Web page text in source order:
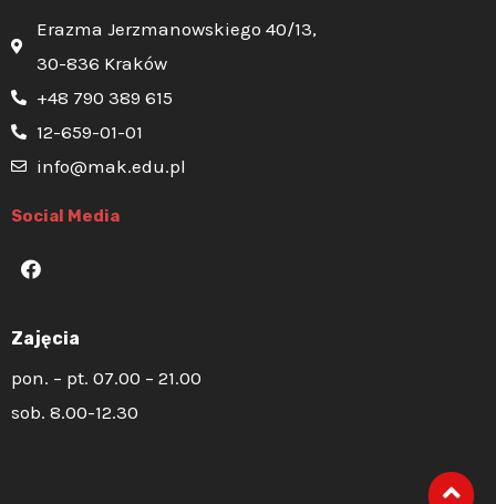
Erazma Jerzmanowskiego 40/13,
30-836 Kraków
+48 790 389 615
12-659-01-01
info@mak.edu.pl
Social Media
Zajęcia
pon. – pt. 07.00 – 21.00
sob. 8.00-12.30